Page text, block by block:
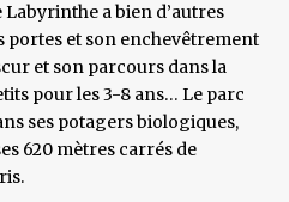
Labyrinthe a bien d’autres
portes et son enchevêtrement
et son parcours dans la
pour les 3-8 ans… Le parc
ses potagers biologiques,
620 mètres carrés de